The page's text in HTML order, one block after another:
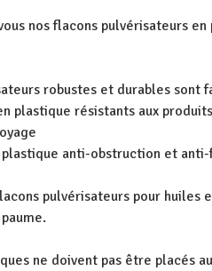
nos flacons pulvérisateurs
robustes et durables sont
plastique résistants aux
anti-obstruction et
pulvérisateurs pour huiles
ne doivent pas être placés